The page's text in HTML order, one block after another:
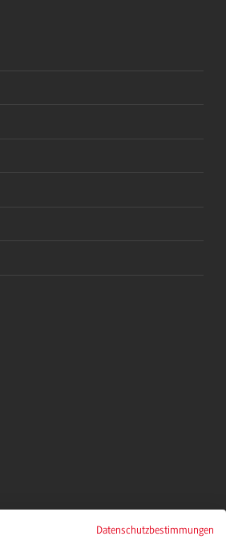
Datenschutzbestimmungen